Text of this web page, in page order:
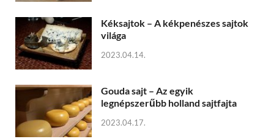
Kéksajtok – A kékpenészes sajtok
világa
2023.04.14.
Gouda sajt – Az egyik
legnépszerűbb holland sajtfajta
2023.04.17.